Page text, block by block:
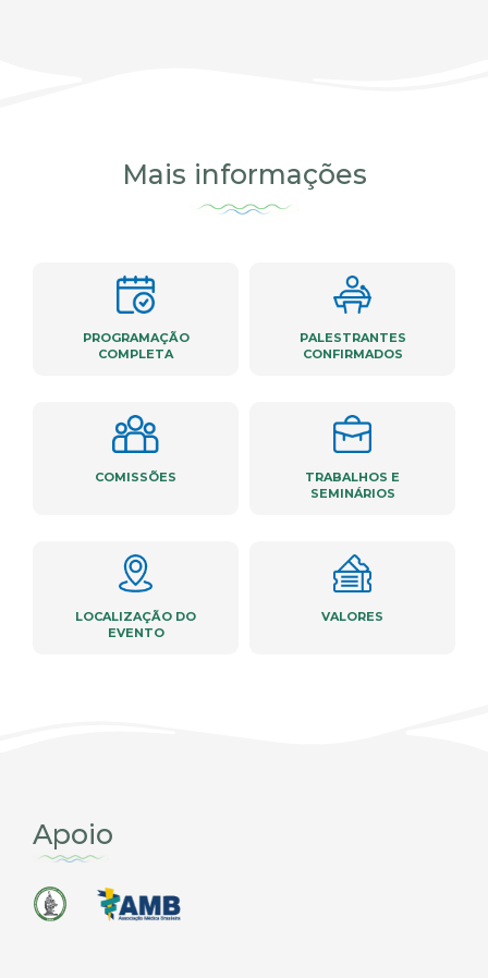
Mais informações
PROGRAMAÇÃO
COMPLETA
PALESTRANTES
CONFIRMADOS
COMISSÕES
TRABALHOS E
SEMINÁRIOS
LOCALIZAÇÃO DO
EVENTO
VALORES
Apoio